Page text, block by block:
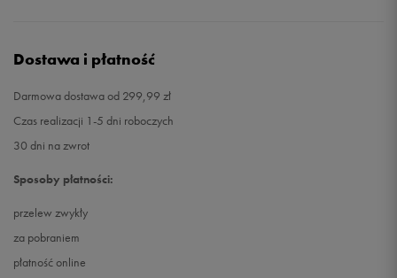
Dostawa i płatność
Darmowa dostawa od 299,99 zł
Czas realizacji 1-5 dni roboczych
30 dni na zwrot
Sposoby płatności:
przelew zwykły
za pobraniem
płatność online